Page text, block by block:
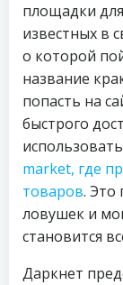
площадки
известных в
о которой
название
попасть на
быстрого
market, где
товаров. Это
ловушек и
становится
Даркнет